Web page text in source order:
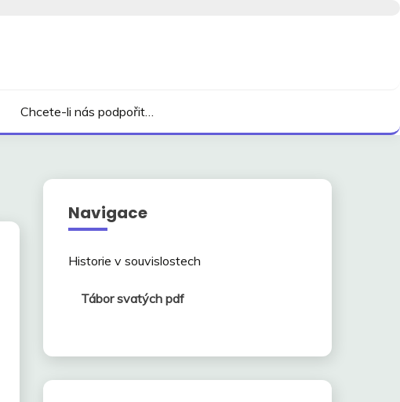
Chcete-li nás podpořit…
Navigace
Historie v souvislostech
Tábor svatých pdf